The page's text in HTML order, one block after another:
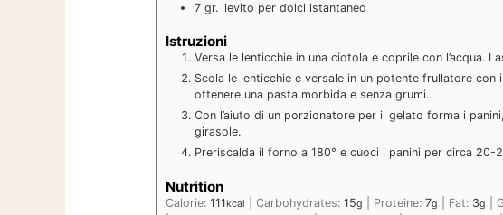
7 gr. lievito per dolci istantaneo
Istruzioni
Versa le lenticchie in una ciotola e coprile con l’acqua.
Scola le lenticchie e versale in un potente frullatore con
ottenere una pasta morbida e senza grumi.
Con l’aiuto di un porzionatore per il gelato forma i
girasole.
Preriscalda il forno a 180° e cuoci i panini per circa 20-
Nutrition
Calorie: 111kcal Carbohydrates: 15g Proteine: 7g Fat: 3g